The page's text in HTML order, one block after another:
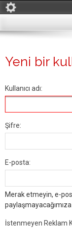
Yeni bir
Kullanıcı adı:
Şifre:
E-posta:
Merak etmeyin, e-
paylaşmayacağımıza
İstenmeyen Reklam